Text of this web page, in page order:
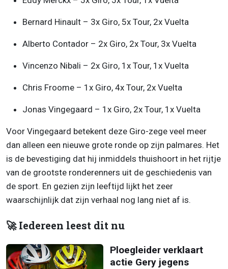
Bernard Hinault – 3x Giro, 5x Tour, 2x Vuelta
Alberto Contador – 2x Giro, 2x Tour, 3x Vuelta
Vincenzo Nibali – 2x Giro, 1x Tour, 1x Vuelta
Chris Froome – 1x Giro, 4x Tour, 2x Vuelta
Jonas Vingegaard – 1x Giro, 2x Tour, 1x Vuelta
Voor Vingegaard betekent deze Giro-zege veel meer
dan alleen een nieuwe grote ronde op zijn palmares. Het
is de bevestiging dat hij inmiddels thuishoort in het rijtje
van de grootste ronderenners uit de geschiedenis van
de sport. En gezien zijn leeftijd lijkt het zeer
waarschijnlijk dat zijn verhaal nog lang niet af is.
🚀 Iedereen leest dit nu
Ploegleider verklaart
actie Gery jegens